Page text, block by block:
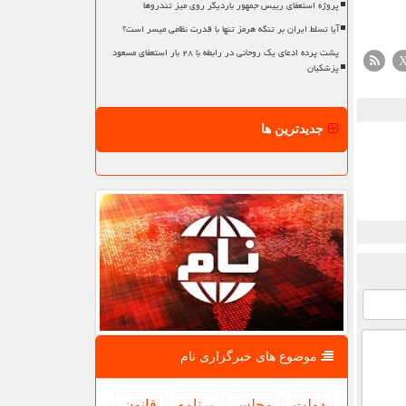
پروژه استعفای رییس جمهور باردیگر روی میز تندروها
آیا تسلط ایران بر تنگه هرمز تنها با قدرت نظامی میسر است؟
پشت پرده ادعای یک روحانی در رابطه با ۲۸ بار استعفای مسعود
پزشکیان
جدیدترین ها
موضوع های خبرگزاری نام